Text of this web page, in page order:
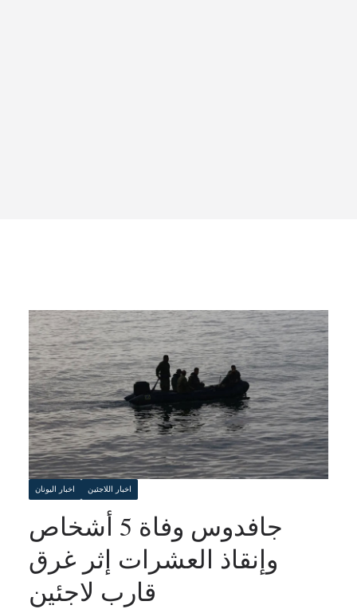
اخبار اليونان اخبار اللاجئين
جافدوس وفاة 5 أشخاص
وإنقاذ العشرات إثر غرق
قارب لاجئين